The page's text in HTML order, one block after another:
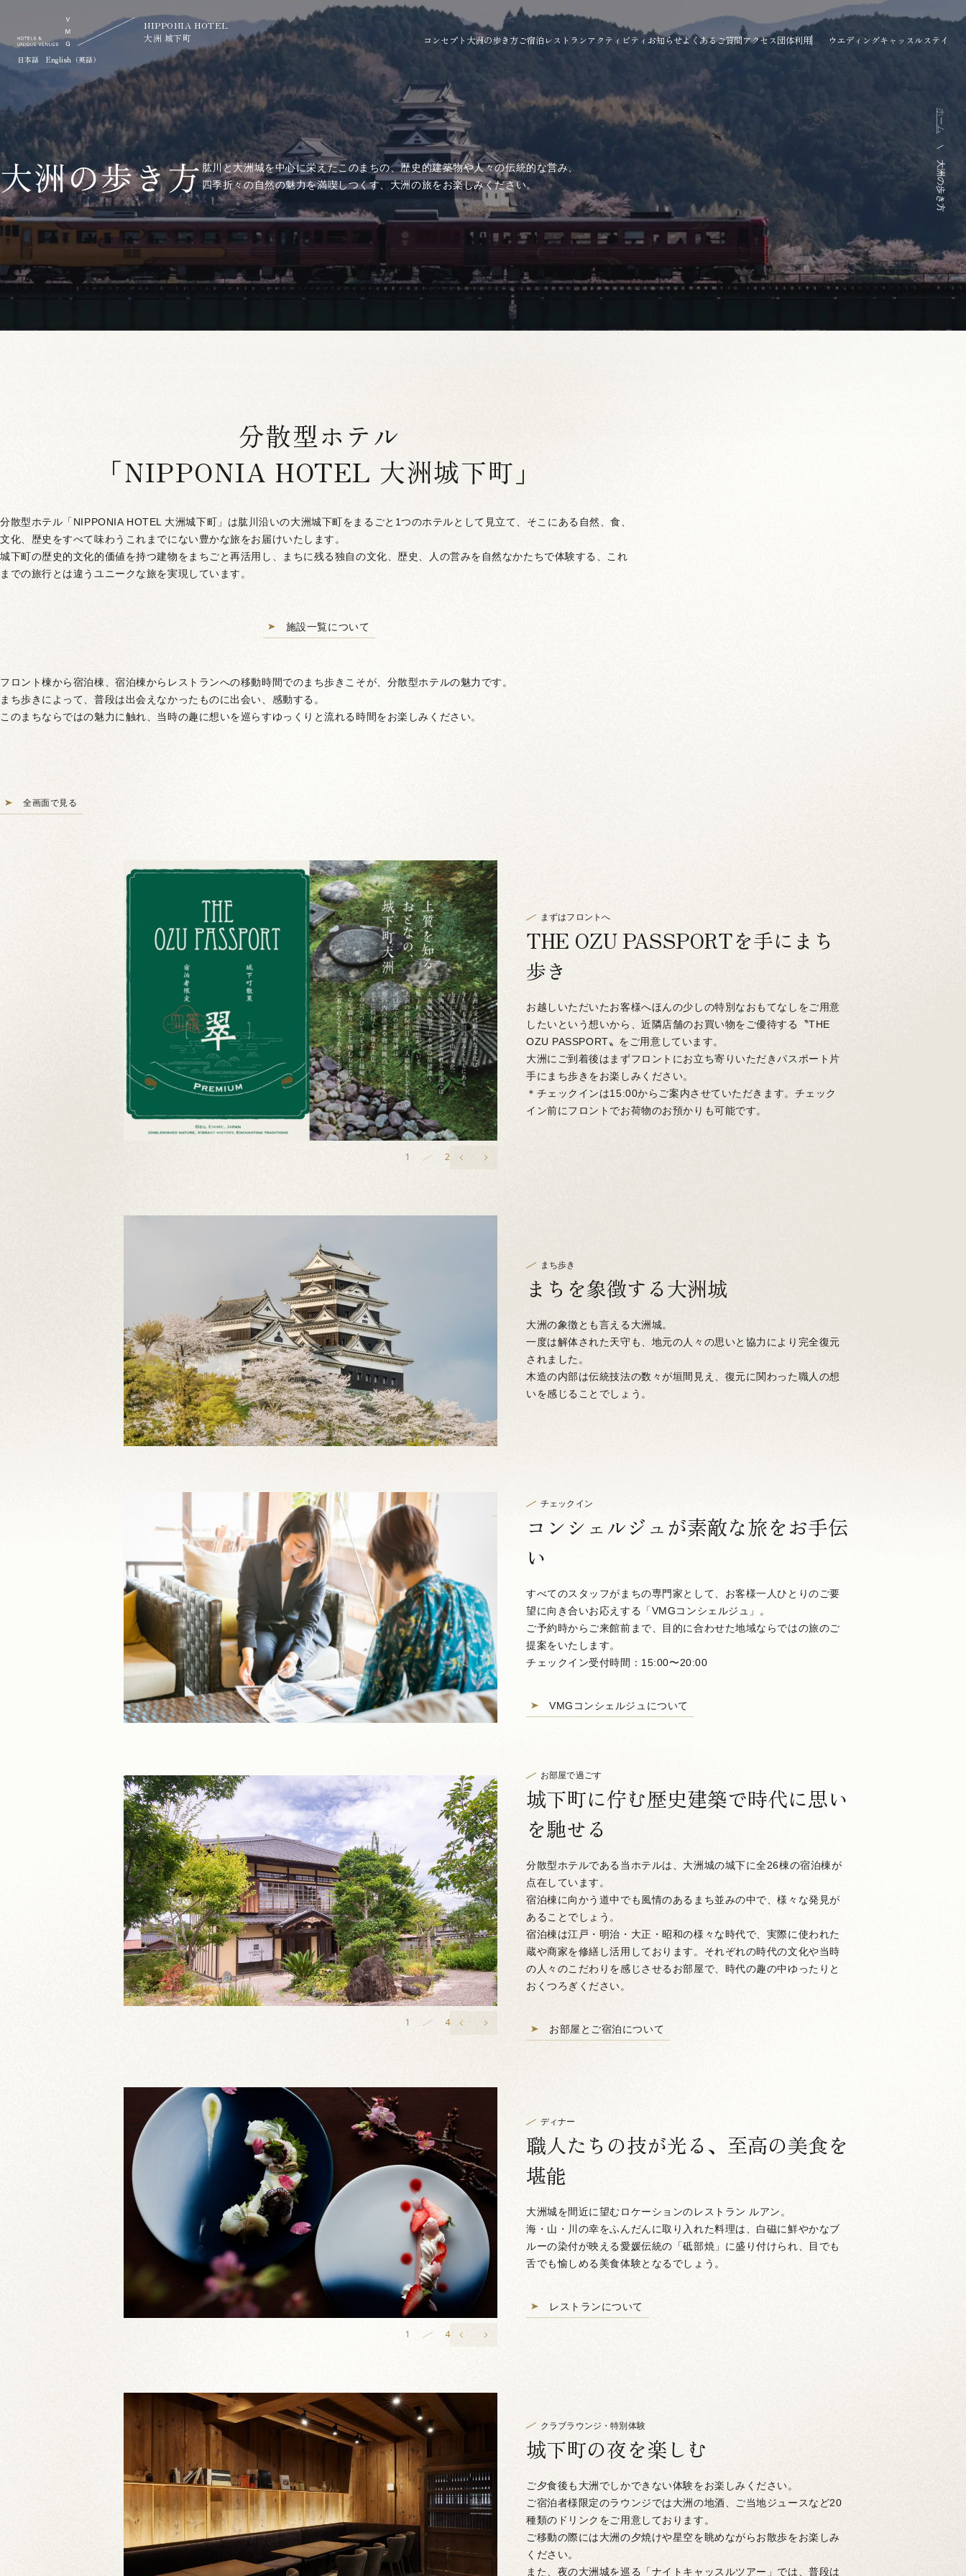
NIPPONIA HOTEL
大洲 城下町
日本語 English（英語）
コンセプト 大洲の歩き方ご宿泊レストランアクティビティ お知らせよくあるご質問アクセス団体利用 ウエディングキャッスルステイ
ホーム
大洲の歩き方
大洲の歩き方肱川と大洲城を中心に栄えたこのまちの、歴史的建築物や人々の伝統的な営み、
四季折々の自然の魅力を満喫しつくす、大洲の旅をお楽しみください。
分散型ホテル
「NIPPONIA HOTEL 大洲城下町」
分散型ホテル「NIPPONIA HOTEL 大洲城下町」は肱川沿いの大洲城下町をまるごと1つのホテルとして見立て、そこにある自然、食、
文化、歴史をすべて味わうこれまでにない豊かな旅をお届けいたします。
城下町の歴史的文化的価値を持つ建物をまちごと再活用し、まちに残る独自の文化、歴史、人の営みを自然なかたちで体験する、これ
までの旅行とは違うユニークな旅を実現しています。
施設一覧について
フロント棟から宿泊棟、宿泊棟からレストランへの移動時間でのまち歩きこそが、分散型ホテルの魅力です。
まち歩きによって、普段は出会えなかったものに出会い、感動する。
このまちならではの魅力に触れ、当時の趣に想いを巡らすゆっくりと流れる時間をお楽しみください。
全画面で見る
2 2
まずはフロントへ
THE OZU PASSPORTを手にまち
歩き
お越しいただいたお客様へほんの少しの特別なおもてなしをご用意
したいという想いから、近隣店舗のお買い物をご優待する〝THE
OZU PASSPORT〟をご用意しています。
大洲にご到着後はまずフロントにお立ち寄りいただきパスポート片
手にまち歩きをお楽しみください。
＊チェックインは15:00からご案内させていただきます。チェック
イン前にフロントでお荷物のお預かりも可能です。
まち歩き
まちを象徴する大洲城
大洲の象徴とも言える大洲城。
一度は解体された天守も、地元の人々の思いと協力により完全復元
されました。
木造の内部は伝統技法の数々が垣間見え、復元に関わった職人の想
いを感じることでしょう。
チェックイン
コンシェルジュが素敵な旅をお手伝
い
すべてのスタッフがまちの専門家として、お客様一人ひとりのご要
望に向き合いお応えする「VMGコンシェルジュ」。
ご予約時からご来館前まで、目的に合わせた地域ならではの旅のご
提案をいたします。
チェックイン受付時間：15:00〜20:00
VMGコンシェルジュについて
2 4
お部屋で過ごす
城下町に佇む歴史建築で時代に思い
を馳せる
分散型ホテルである当ホテルは、大洲城の城下に全26棟の宿泊棟が
点在しています。
宿泊棟に向かう道中でも風情のあるまち並みの中で、様々な発見が
あることでしょう。
宿泊棟は江戸・明治・大正・昭和の様々な時代で、実際に使われた
蔵や商家を修繕し活用しております。それぞれの時代の文化や当時
の人々のこだわりを感じさせるお部屋で、時代の趣の中ゆったりと
おくつろぎください。
お部屋とご宿泊について
2 4
ディナー
職人たちの技が光る、至高の美食を
堪能
大洲城を間近に望むロケーションのレストラン ルアン。
海・山・川の幸をふんだんに取り入れた料理は、白磁に鮮やかなブ
ルーの染付が映える愛媛伝統の「砥部焼」に盛り付けられ、目でも
舌でも愉しめる美食体験となるでしょう。
レストランについて
クラブラウンジ・特別体験
城下町の夜を楽しむ
ご夕食後も大洲でしかできない体験をお楽しみください。
ご宿泊者様限定のラウンジでは大洲の地酒、ご当地ジュースなど20
種類のドリンクをご用意しております。
ご移動の際には大洲の夕焼けや星空を眺めながらお散歩をお楽しみ
ください。
また、夜の大洲城を巡る「ナイトキャッスルツアー」では、普段は